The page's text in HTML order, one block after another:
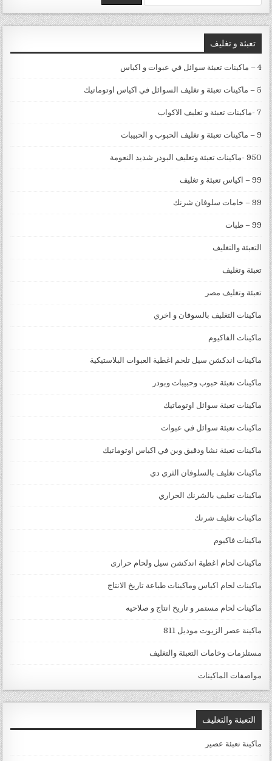
تعبئة و تغليف
4 – ماكينات تعبئة سوائل في عبوات و اكياس
5 – ماكينات تعبئة و تغليف السوائل في اكياس اوتوماتيك
7 -ماكينات تعبئة و تغليف الاكواب
9 – ماكينات تعبئة و تغليف الحبوب و الحبيبات
950 -ماكينات تعبئة وتغليف البودر شديد النعومة
99 – اكياس تعبئة و تغليف
99 – خامات سلوفان شرنك
99 – طبات
التعبئة والتغليف
تعبئة وتغليف
تعبئة وتغليف مصر
ماكينات التغليف بالسوفان و اخري
ماكينات الفاكيوم
ماكينات اندكشن سيل تلحم اغطية العبوات البلاستيكية
ماكينات تعبئة حبوب وحبيبات وبودر
ماكينات تعبئة سوائل اوتوماتيك
ماكينات تعبئة سوائل في عبوات
ماكينات تعبئة نشا ودقيق وبن في اكياس اوتوماتيك
ماكينات تغليف بالسلوفان الثري دي
ماكينات تغليف بالشرنك الحراري
ماكينات تغليف شرنك
ماكينات فاكيوم
ماكينات لحام اغطية اندكشن سيل ولحام حرارى
ماكينات لحام اكياس وماكينات طباعة تاريخ الانتاج
ماكينات لحام مستمر و تاريخ انتاج و صلاحيه
ماكينة عصر الزيوت موديل 811
مستلزمات وخامات التعبئة والتغليف
مواصفات الماكينات
التعبئة والتغليف
ماكينة تعبئة عصير